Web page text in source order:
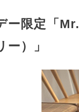
ー限定「
ー）」